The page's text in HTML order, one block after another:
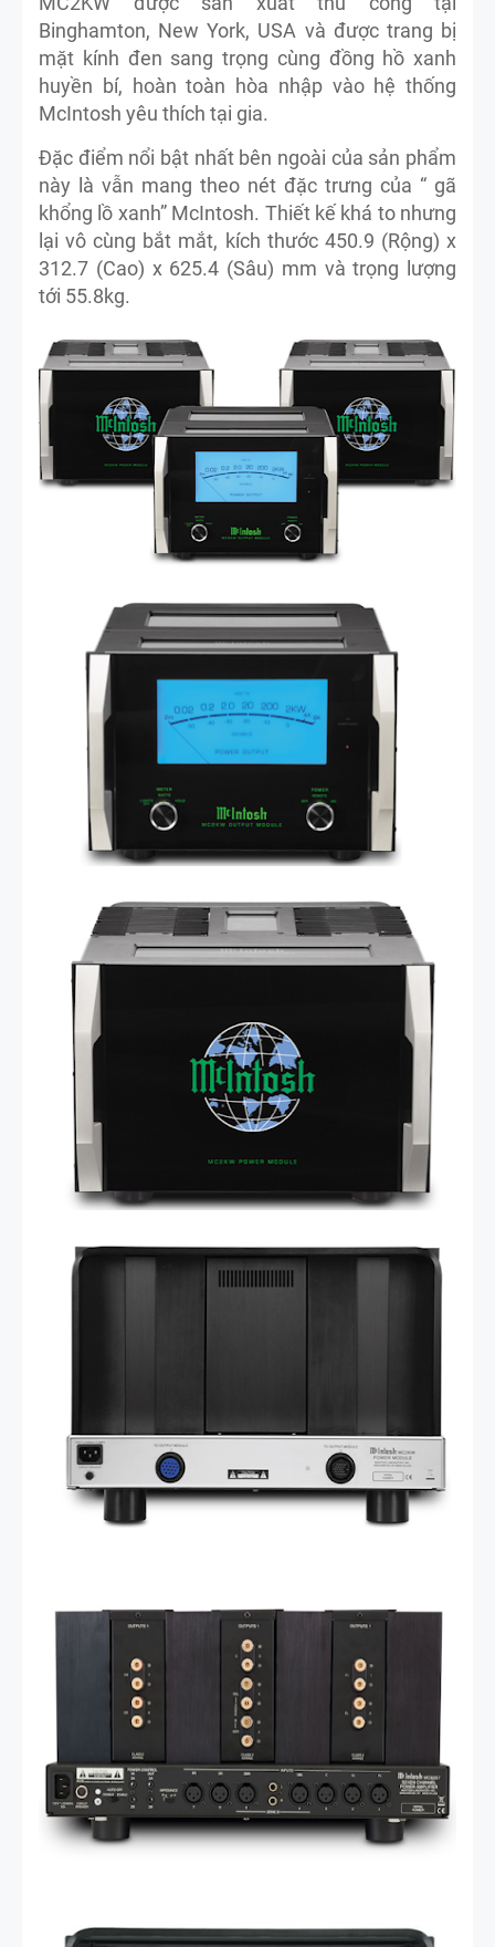
Binghamton, New York, USA và được trang bị
mặt kính đen sang trọng cùng đồng hồ xanh
huyền bí, hoàn toàn hòa nhập vào hệ thống
McIntosh yêu thích tại gia.
Đặc điểm nổi bật nhất bên ngoài của sản phẩm
này là vẫn mang theo nét đặc trưng của “ gã
khổng lồ xanh” McIntosh. Thiết kế khá to nhưng
lại vô cùng bắt mắt, kích thước 450.9 (Rộng) x
312.7 (Cao) x 625.4 (Sâu) mm và trọng lượng
tới 55.8kg.